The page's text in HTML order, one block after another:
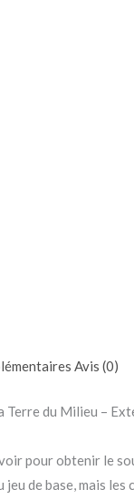
Avis (0)
Terre du Milieu –
pour obtenir le
de base, mais